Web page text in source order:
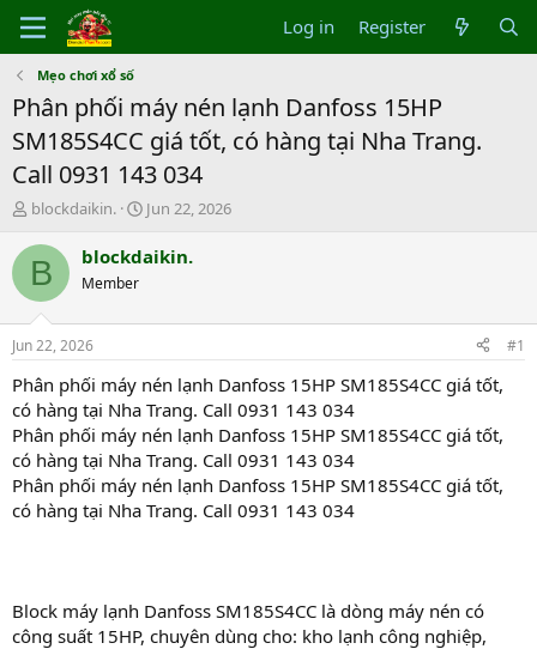
Log in Register
Mẹo chơi xổ số
Phân phối máy nén lạnh Danfoss 15HP
SM185S4CC giá tốt, có hàng tại Nha Trang.
Call 0931 143 034
T
r
e
d
t
a
e
r
blockdaikin.
S
a
t
e
Jun 22, 2026
B blockdaikin.
Member
Jun 22, 2026 #1
Phân phối máy nén lạnh Danfoss 15HP SM185S4CC giá tốt,
có hàng tại Nha Trang. Call 0931 143 034
Phân phối máy nén lạnh Danfoss 15HP SM185S4CC giá tốt,
có hàng tại Nha Trang. Call 0931 143 034
Phân phối máy nén lạnh Danfoss 15HP SM185S4CC giá tốt,
có hàng tại Nha Trang. Call 0931 143 034
Block máy lạnh Danfoss SM185S4CC là dòng máy nén có
công suất 15HP, chuyên dùng cho: kho lạnh công nghiệp,